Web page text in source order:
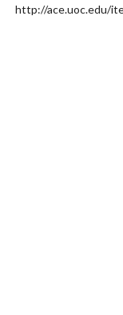
http://ace.uoc.edu/